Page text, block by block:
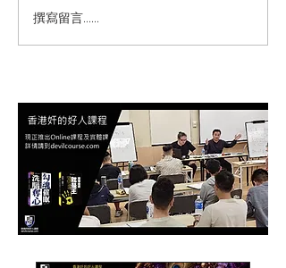
撰寫留言......